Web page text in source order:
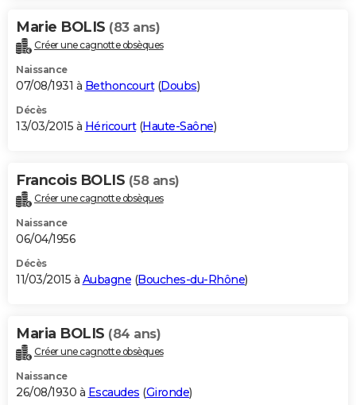
Marie BOLIS (83 ans)
Créer une cagnotte obsèques
Naissance
07/08/1931 à Bethoncourt(Doubs)
Décès
13/03/2015 à Héricourt(Haute-Saône)
Francois BOLIS (58 ans)
Créer une cagnotte obsèques
Naissance
06/04/1956
Décès
11/03/2015 à Aubagne (Bouches-du-Rhône)
Maria BOLIS (84 ans)
Créer une cagnotte obsèques
Naissance
26/08/1930 à Escaudes (Gironde)